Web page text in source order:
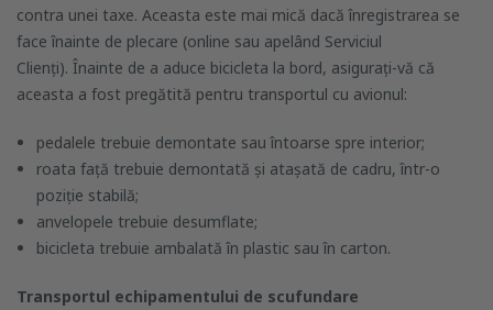
contra unei taxe. Aceasta este mai mică dacă înregistrarea se
face înainte de plecare (online sau apelând Serviciul
Clienți). Înainte de a aduce bicicleta la bord, asigurați-vă că
aceasta a fost pregătită pentru transportul cu avionul:
pedalele trebuie demontate sau întoarse spre interior;
roata față trebuie demontată și atașată de cadru, într-o
poziție stabilă;
anvelopele trebuie desumflate;
bicicleta trebuie ambalată în plastic sau în carton.
Transportul echipamentului de scufundare